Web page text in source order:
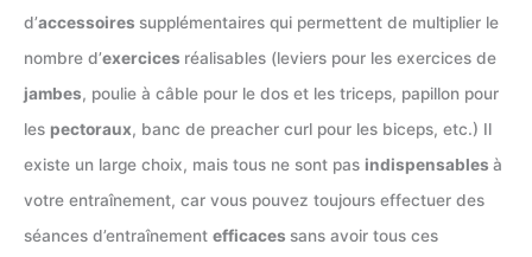
d’accessoires supplémentaires qui permettent de multiplier le
nombre d’exercices réalisables (leviers pour les exercices de
jambes, poulie à câble pour le dos et les triceps, papillon pour
les pectoraux, banc de preacher curl pour les biceps, etc.) Il
existe un large choix, mais tous ne sont pas indispensables à
votre entraînement, car vous pouvez toujours effectuer des
séances d’entraînement efficaces sans avoir tous ces